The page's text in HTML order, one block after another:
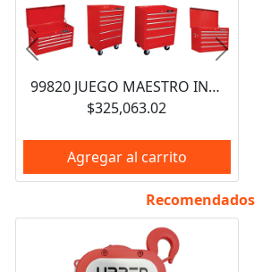
99820 JUEGO MAESTRO INDUSTRIAL COMBINADO 940 PIEZAS, CON GABINETES EX27M5, EX27M6, EX27S6 URREA
$325,063.02
Agregar al carrito
Anterior Siguiente
Recomendados